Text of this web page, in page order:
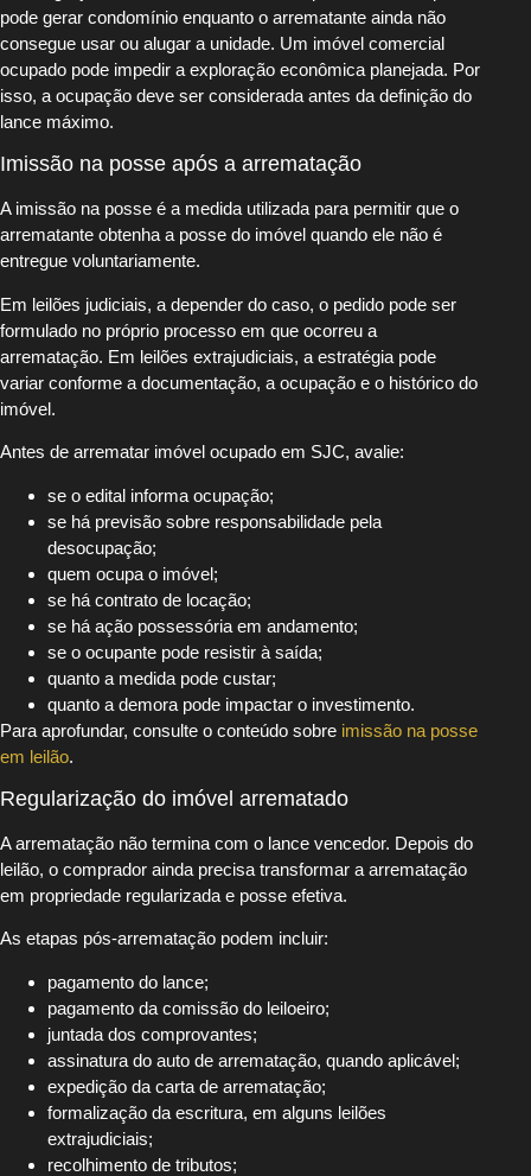
pode gerar condomínio enquanto o arrematante ainda não
consegue usar ou alugar a unidade. Um imóvel comercial
ocupado pode impedir a exploração econômica planejada. Por
isso, a ocupação deve ser considerada antes da definição do
lance máximo.
Imissão na posse após a arrematação
A imissão na posse é a medida utilizada para permitir que o
arrematante obtenha a posse do imóvel quando ele não é
entregue voluntariamente.
Em leilões judiciais, a depender do caso, o pedido pode ser
formulado no próprio processo em que ocorreu a
arrematação. Em leilões extrajudiciais, a estratégia pode
variar conforme a documentação, a ocupação e o histórico do
imóvel.
Antes de arrematar imóvel ocupado em SJC, avalie:
se o edital informa ocupação;
se há previsão sobre responsabilidade pela
desocupação;
quem ocupa o imóvel;
se há contrato de locação;
se há ação possessória em andamento;
se o ocupante pode resistir à saída;
quanto a medida pode custar;
quanto a demora pode impactar o investimento.
Para aprofundar, consulte o conteúdo sobre imissão na posse
em leilão.
Regularização do imóvel arrematado
A arrematação não termina com o lance vencedor. Depois do
leilão, o comprador ainda precisa transformar a arrematação
em propriedade regularizada e posse efetiva.
As etapas pós-arrematação podem incluir:
pagamento do lance;
pagamento da comissão do leiloeiro;
juntada dos comprovantes;
assinatura do auto de arrematação, quando aplicável;
expedição da carta de arrematação;
formalização da escritura, em alguns leilões
extrajudiciais;
recolhimento de tributos;